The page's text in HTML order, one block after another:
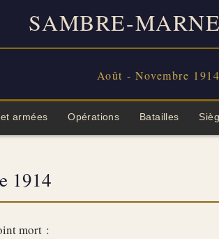
SAMBRE-
Août - Novembre 1914
armées Opérations Batailles
1914
mort :